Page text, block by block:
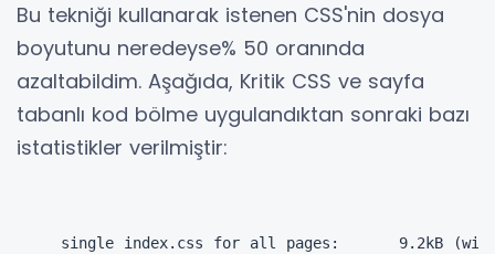
Bu tekniği kullanarak istenen CSS'nin dosya
boyutunu neredeyse% 50 oranında
azaltabildim. Aşağıda, Kritik CSS ve sayfa
tabanlı kod bölme uygulandıktan sonraki bazı
istatistikler verilmiştir:
single index.css for all pages:      9.2kB